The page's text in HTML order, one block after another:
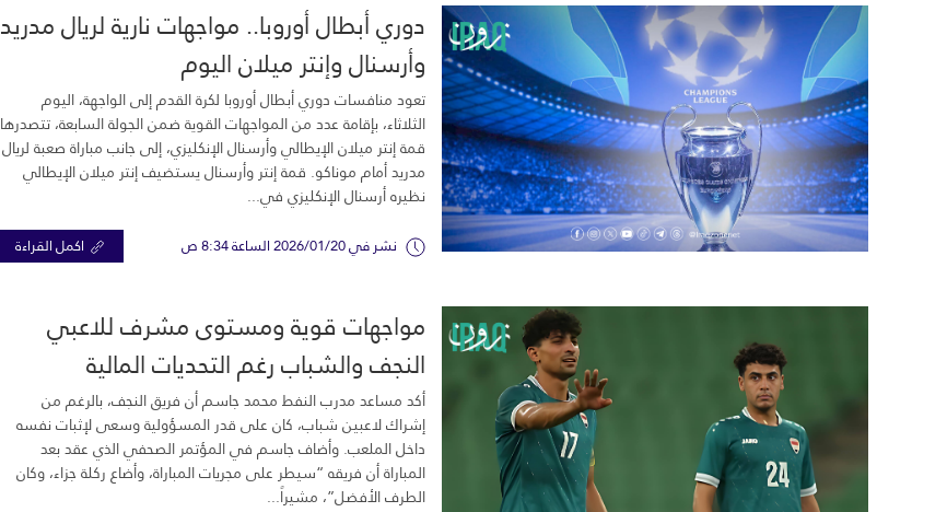
دوري أبطال أوروبا.. مواجهات نارية لريال مدريد
وأرسنال وإنتر ميلان اليوم
تعود منافسات دوري أبطال أوروبا لكرة القدم إلى الواجهة، اليوم
الثلاثاء، بإقامة عدد من المواجهات القوية ضمن الجولة السابعة، تتصدرها
قمة إنتر ميلان الإيطالي وأرسنال الإنكليزي، إلى جانب مباراة صعبة لريال
مدريد أمام موناكو. قمة إنتر وأرسنال يستضيف إنتر ميلان الإيطالي
نظيره أرسنال الإنكليزي في...
نشر في 2026/01/20 الساعة 8:34 ص اكمل القراءة
مواجهات قوية ومستوى مشرف للاعبي
النجف والشباب رغم التحديات المالية
والنفسية
أكد مساعد مدرب النفط محمد جاسم أن فريق النجف، بالرغم من
إشراك لاعبين شباب، كان على قدر المسؤولية وسعى لإثبات نفسه
داخل الملعب. وأضاف جاسم في المؤتمر الصحفي الذي عقد بعد
المباراة أن فريقه “سيطر على مجريات المباراة، وأضاع ركلة جزاء، وكان
الطرف الأفضل”، مشيراً...